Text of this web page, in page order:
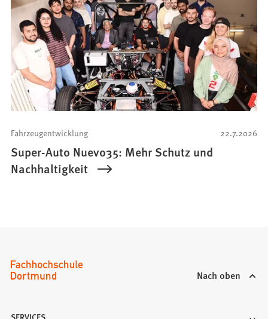
22.7.2026
Fahrzeugentwicklung
Super-Auto Nuevo35: Mehr Schutz und
Nachhaltigkeit
Nach oben
SERVICES